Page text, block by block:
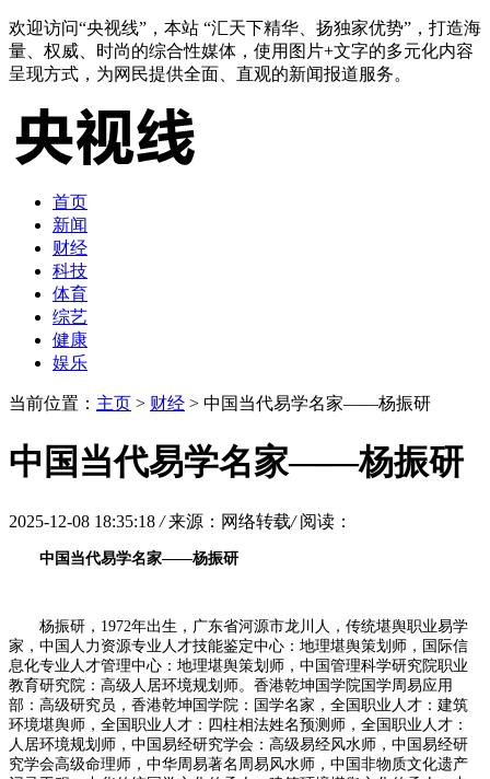
欢迎访问“央视线”，本站 “汇天下精华、扬独家优势”，打造海
量、权威、时尚的综合性媒体，使用图片+文字的多元化内容
呈现方式，为网民提供全面、直观的新闻报道服务。
首页
新闻
财经
科技
体育
综艺
健康
娱乐
当前位置： 主页 > 财经 > 中国当代易学名家——杨振研
中国当代易学名家——杨振研
2025-12-08 18:35:18 / 来源：网络转载/ 阅读：
中国当代易学名家——杨振研
杨振研，1972年出生，广东省河源市龙川人，传统堪舆职业易学
家，中国人力资源专业人才技能鉴定中心：地理堪舆策划师，国际信
息化专业人才管理中心：地理堪舆策划师，中国管理科学研究院职业
教育研究院：高级人居环境规划师。香港乾坤国学院国学周易应用
部：高级研究员，香港乾坤国学院：国学名家，全国职业人才：建筑
环境堪舆师，全国职业人才：四柱相法姓名预测师，全国职业人才：
人居环境规划师，中国易经研究学会：高级易经风水师，中国易经研
究学会高级命理师，中华周易著名周易风水师，中国非物质文化遗产